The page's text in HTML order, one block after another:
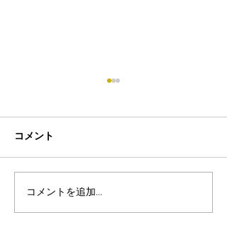
8月19日-23日 世界写真
の日イベント開催
コメント
コメントを追加…